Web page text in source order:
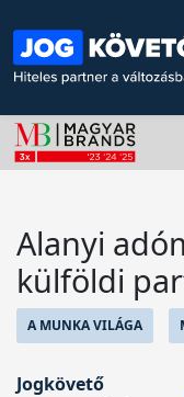
Alanyi
külföldi
A MUNKA VILÁGA
Jogkövető